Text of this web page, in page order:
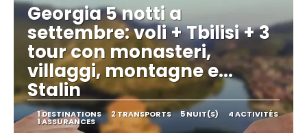
Georgia 5 notti a
settembre: voli + Tbilisi + 3
tour con monasteri,
villaggi, montagne e...
Stalin
1 DESTINATIONS 2 TRANSPORTS 5 NUIT(S) 4 ACTIVITÉS
1 ASSURANCES